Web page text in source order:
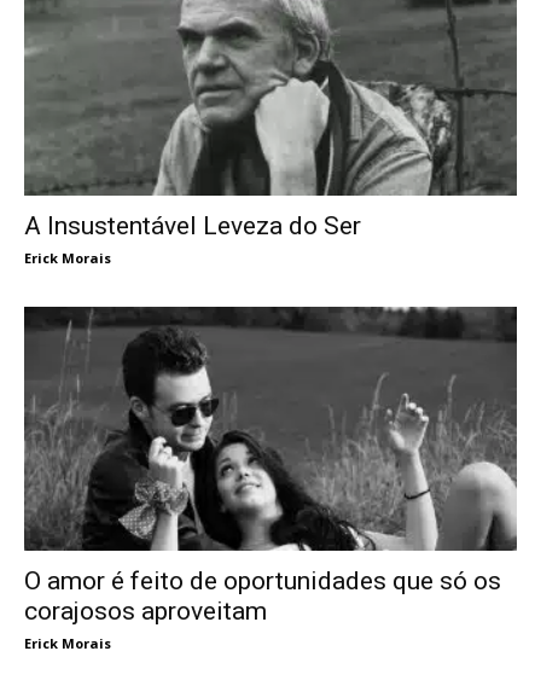
A Insustentável Leveza do Ser
Erick Morais
O amor é feito de oportunidades que só os
corajosos aproveitam
Erick Morais